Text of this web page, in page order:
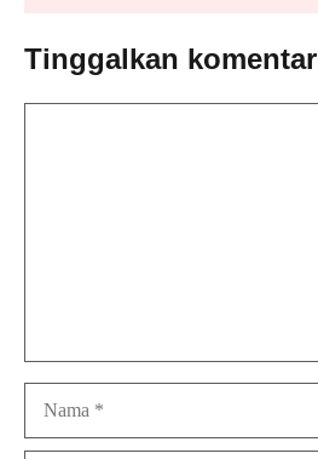
Tinggalkan komentar